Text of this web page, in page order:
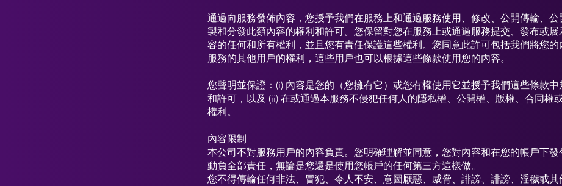
通過向服務發佈內容，您授予我們在服務上和通過服務使用、修改、公開傳輸、公
製和分發此類內容的權利和許可。您保留對您在服務上或通過服務提交、發布或展
容的任何和所有權利，並且您有責任保護這些權利。您同意此許可包括我們將您的
服務的其他用戶的權利，這些用戶也可以根據這些條款使用您的內容。
您聲明並保證：(i) 內容是您的（您擁有它）或您有權使用它並授予我們這些條款中
和許可，以及 (ii) 在或通過本服務不侵犯任何人的隱私權、公開權、版權、合同權
權利。
內容限制
本公司不對服務用戶的內容負責。您明確理解並同意，您對內容和在您的帳戶下發
動負全部責任，無論是您還是使用您帳戶的任何第三方這樣做。
您不得傳輸任何非法、冒犯、令人不安、意圖厭惡、威脅、誹謗、誹謗、淫穢或其